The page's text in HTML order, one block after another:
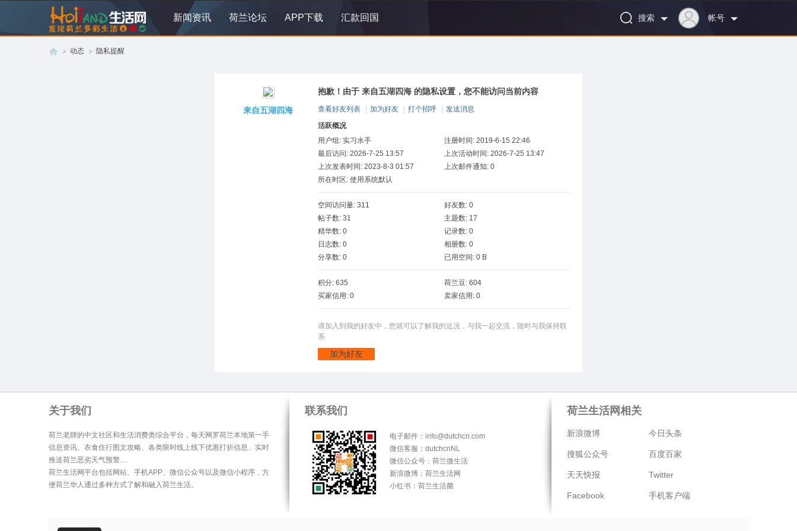
新闻资讯 荷兰论坛 APP下载 汇款回国 帐号
搜索
活
动态 隐私提醒
来自五湖四海
抱歉！由于 来自五湖四海 的隐私设置，您不能访问当前内容
查看好友列表 加为好友 打个招呼
发送消息
活跃概况
用户组: 实习水手
注册时间: 2019-6-15 22:46
最后访问: 2026-7-25 13:57
上次活动时间: 2026-7-25 13:47
上次发表时间: 2023-8-3 01:57
上次邮件通知: 0
所在时区: 使用系统默认
空间访问量: 311
好友数: 0
帖子数: 31
主题数: 17
精华数: 0
记录数: 0
日志数: 0
相册数: 0
分享数: 0
已用空间: 0 B
积分: 635
荷兰豆: 604
买家信用: 0
卖家信用: 0
请加入到我的好友中，您就可以了解我的近况，与我一起交流，随时与我保持联
系
加为好友
关于我们
荷兰老牌的中文社区和生活消费类综合平台，每天网罗荷兰本地第一手
信息资讯、衣食住行图文攻略、各类限时线上线下优惠打折信息、实时
推送荷兰恶劣天气预警…
荷兰生活网平台包括网站、手机APP、微信公众号以及微信小程序，方
便荷兰华人通过多种方式了解和融入荷兰生活。
联系我们
电子邮件：info@dutchcn.com
微信客服：dutchcnNL
微信公众号：荷兰微生活
新浪微博：荷兰生活网
小红书：荷兰生活菌
荷兰生活网相关
新浪微博 今日头条
搜狐公众号 百度百家
天天快报 Twitter
Facebook 手机客户端